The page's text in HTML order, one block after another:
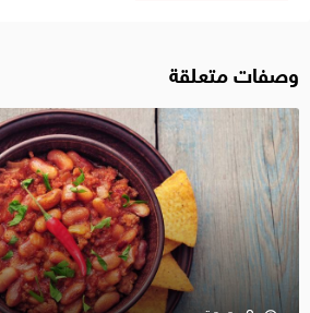
وصفات متعلقة